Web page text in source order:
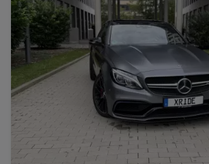
McLaren Ford
Chevrolet
Zeitraum wählen